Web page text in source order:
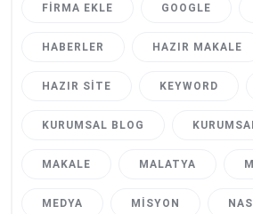
FIRMA EKLE GOOGLE
HABERLER HAZIR MAKALE
HAZIR SITE KEYWORD
KURUMSAL BLOG
MAKALE MALATYA
MEDYA MISYON